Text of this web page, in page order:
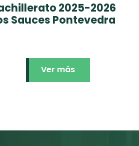
2025-2026
Sauces Pontevedra
Ver más